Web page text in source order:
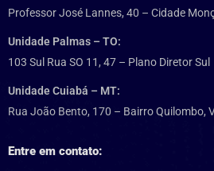
Professor José Lannes, 40 – Cidade
Unidade Palmas – TO:
103 Sul Rua SO 11, 47 – Plano Diretor Sul
Unidade Cuiabá – MT:
Rua João Bento, 170 – Bairro Quilombo,
Entre em contato: